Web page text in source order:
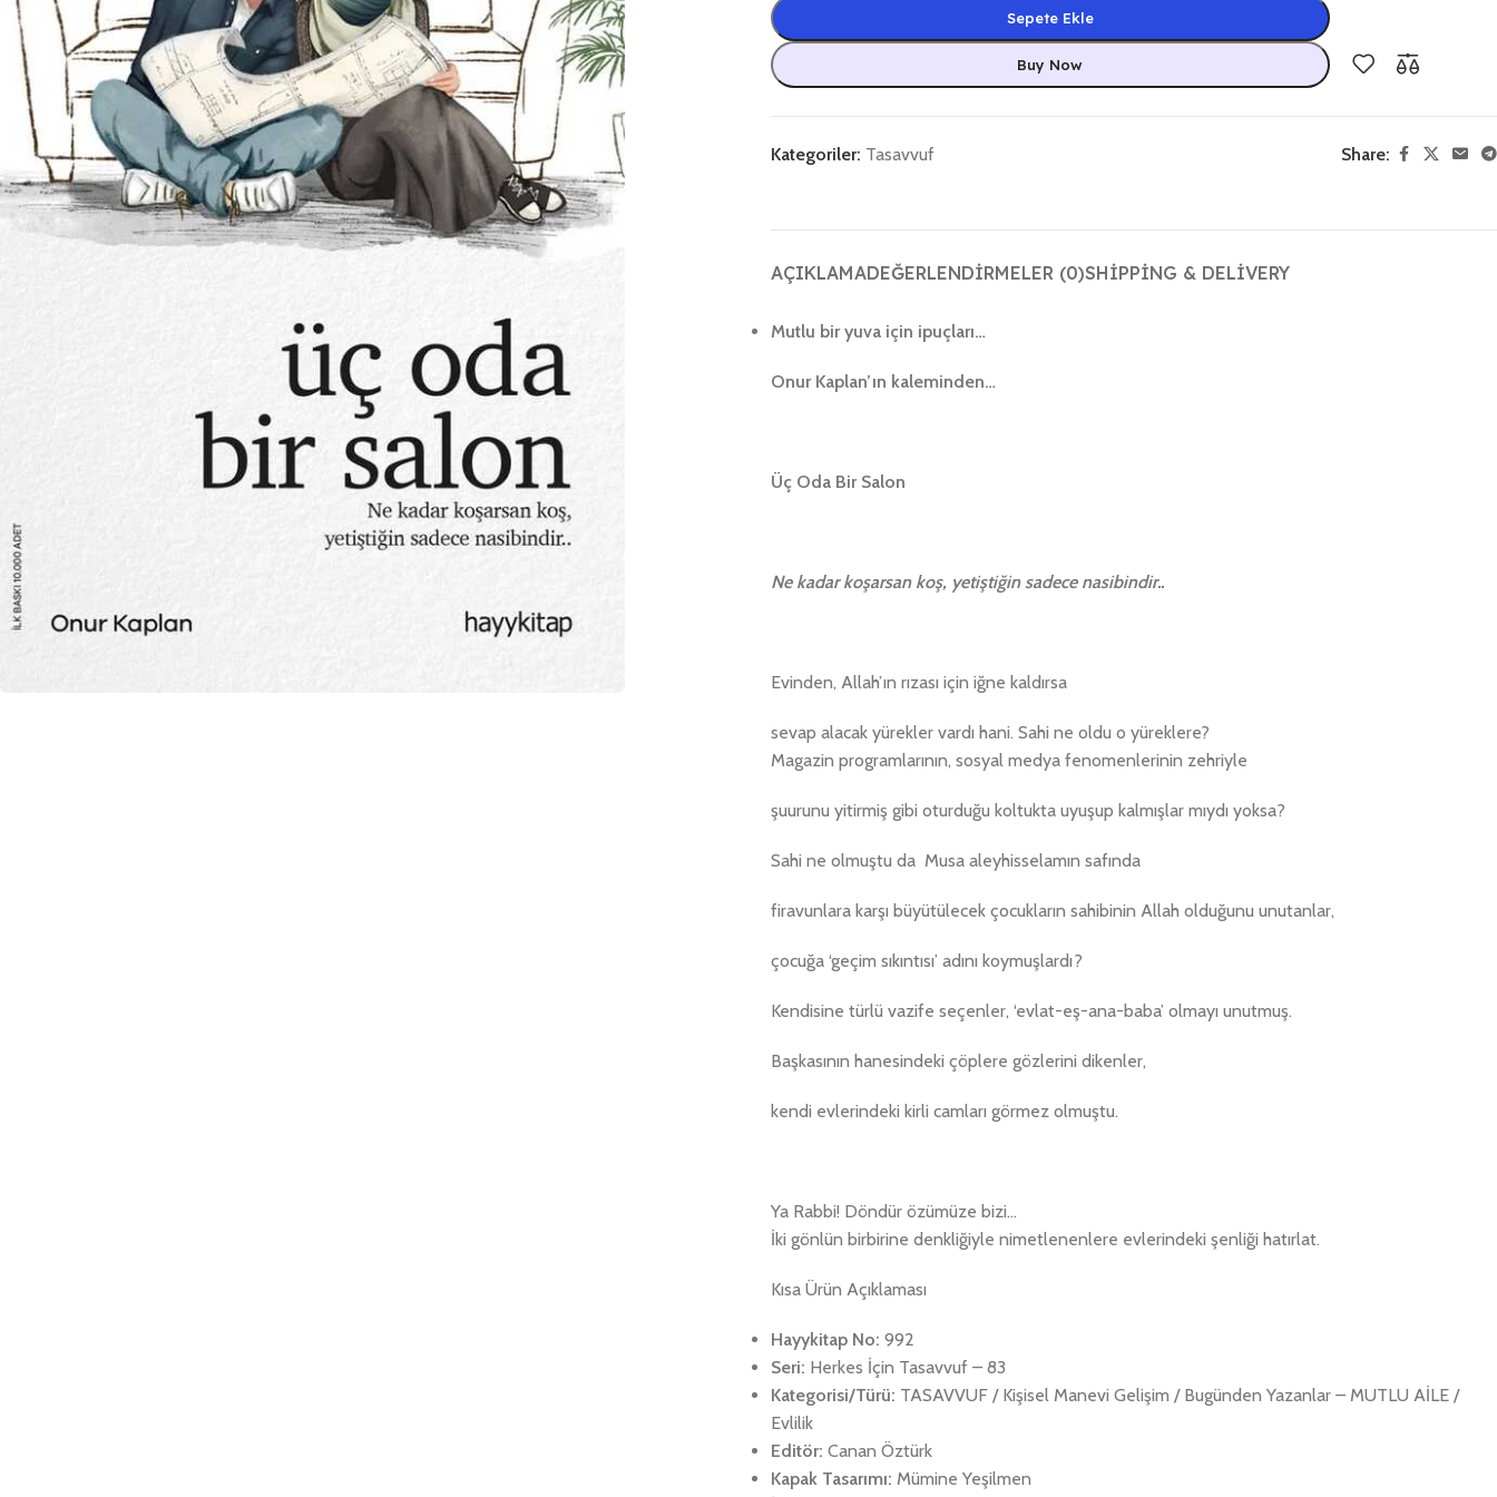
Sepete Ekle
Buy Now
Kategoriler: Tasavvuf Share:
AÇIKLAMADEĞERLENDIRMELER (0)SHIPPING & DELIVERY
Mutlu bir yuva için ipuçları…
Onur Kaplan’ın kaleminden…
Üç Oda Bir Salon
Ne kadar koşarsan koş, yetiştiğin sadece nasibindir..
Evinden, Allah’ın rızası için iğne kaldırsa
sevap alacak yürekler vardı hani. Sahi ne oldu o yüreklere?
Magazin programlarının, sosyal medya fenomenlerinin zehriyle
şuurunu yitirmiş gibi oturduğu koltukta uyuşup kalmışlar mıydı yoksa?
Sahi ne olmuştu da Musa aleyhisselamın safında
firavunlara karşı büyütülecek çocukların sahibinin Allah olduğunu unutanlar,
çocuğa ‘geçim sıkıntısı’ adını koymuşlardı?
Kendisine türlü vazife seçenler, ‘evlat-eş-ana-baba’ olmayı unutmuş.
Başkasının hanesindeki çöplere gözlerini dikenler,
kendi evlerindeki kirli camları görmez olmuştu.
Ya Rabbi! Döndür özümüze bizi…
İki gönlün birbirine denkliğiyle nimetlenenlere evlerindeki şenliği hatırlat.
Kısa Ürün Açıklaması
Hayykitap No: 992
Seri: Herkes İçin Tasavvuf – 83
Kategorisi/Türü: TASAVVUF / Kişisel Manevi Gelişim / Bugünden Yazanlar – MUTLU AİLE /
Evlilik
Editör: Canan Öztürk
Kapak Tasarımı: Mümine Yeşilmen